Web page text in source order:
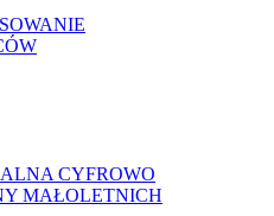
CYFROWO
MAŁOLETNICH